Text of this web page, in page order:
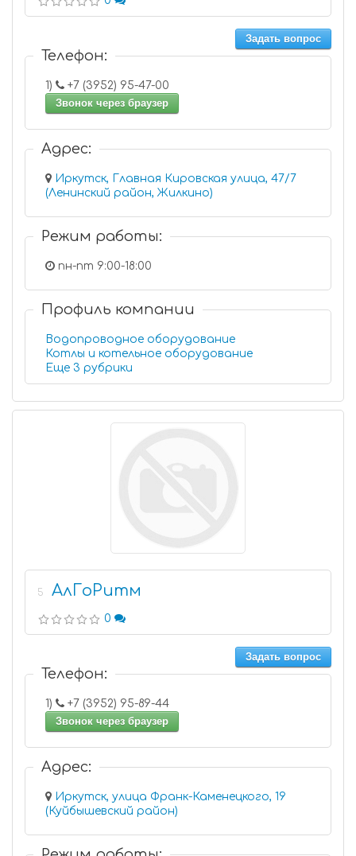
Задать вопрос
Телефон:
1)
+7 (3952) 95-47-00
Звонок через браузер
Адрес:
Иркутск, Главная Кировская улица, 47/7
(Ленинский район, Жилкино)
Режим работы:
пн-пт 9:00-18:00
Профиль компании
Водопроводное оборудование
Котлы и котельное оборудование
Еще 3 рубрики
5 АлГоРитм
0
Задать вопрос
Телефон:
1)
+7 (3952) 95-89-44
Звонок через браузер
Адрес:
Иркутск, улица Франк-Каменецкого, 19
(Куйбышевский район)